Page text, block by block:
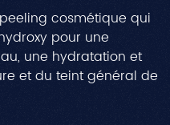
peeling cosmétique qui
pour une
une hydratation et
et du teint général de